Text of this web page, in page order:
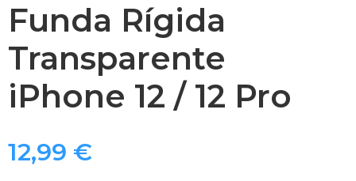
Funda Rígida
Transparente
iPhone 12 / 12 Pro
12,99 €